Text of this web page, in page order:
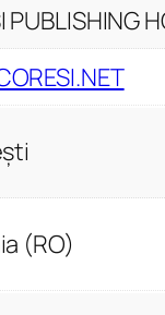
PUBLISHING
(RO)